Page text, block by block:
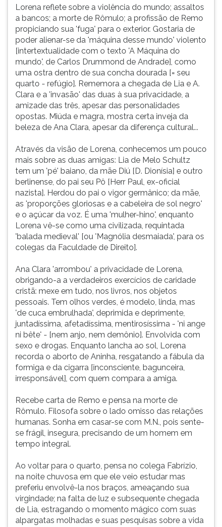
Lorena reflete sobre a violência do mundo; assaltos
a bancos; a morte de Rômulo; a profissão de Remo
propiciando sua 'fuga' para o exterior. Gostaria de
poder alienar-se da 'máquina desse mundo' violento
[intertextualidade com o texto 'A Máquina do
mundo', de Carlos Drummond de Andrade], como
uma ostra dentro de sua concha dourada [= seu
quarto - refúgio]. Rememora a chegada de Lia e A.
Clara e a 'invasão' das duas à sua privacidade, a
amizade das três, apesar das personalidades
opostas. Miúda e magra, mostra certa inveja da
beleza de Ana Clara, apesar da diferença cultural...
Através da visão de Lorena, conhecemos um pouco
mais sobre as duas amigas: Lia de Melo Schultz
tem um 'pé' baiano, da mãe Diú [D. Dionísia] e outro
berlinense, do pai seu Pô [Herr Paul, ex-oficial
nazista]. Herdou do pai o vigor germânico; da mãe,
as 'proporções gloriosas e a cabeleira de sol negro'
e o açúcar da voz. É uma 'mulher-hino', enquanto
Lorena vê-se como uma civilizada, requintada
'balada medieval' [ou 'Magnólia desmaiada', para os
colegas da Faculdade de Direito].
Ana Clara 'arrombou' a privacidade de Lorena,
obrigando-a a verdadeiros exercícios de caridade
cristã: mexe em tudo, nos livros, nos objetos
pessoais. Tem olhos verdes, é modelo, linda, mas
'de cuca embrulhada', deprimida e deprimente,
juntadíssima, afetadíssima, mentirosíssima - 'ni ange
ni bête' - [nem anjo, nem demônio]. Envolvida com
sexo e drogas. Enquanto lancha ao sol, Lorena
recorda o aborto de Aninha, resgatando a fábula da
formiga e da cigarra [inconsciente, bagunceira,
irresponsável], com quem compara a amiga.
Recebe carta de Remo e pensa na morte de
Rômulo. Filosofa sobre o lado omisso das relações
humanas. Sonha em casar-se com M.N., pois sente-
se frágil, insegura, precisando de um homem em
tempo integral.
Ao voltar para o quarto, pensa no colega Fabrízio,
na noite chuvosa em que ele veio estudar mas
preferiu envolvê-la nos braços, ameaçando sua
virgindade; na falta de luz e subsequente chegada
de Lia, estragando o momento mágico com suas
alpargatas molhadas e suas pesquisas sobre a vida